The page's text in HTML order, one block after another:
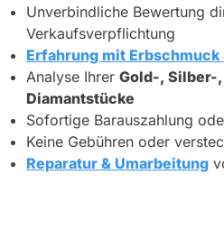
Unverbindliche Bewertung
Verkaufsverpflichtung
Erfahrung mit Erbschmuck
Analyse Ihrer Gold-, Silber-
Diamantstücke
Sofortige Barauszahlung
Keine Gebühren oder
Reparatur & Umarbeitung